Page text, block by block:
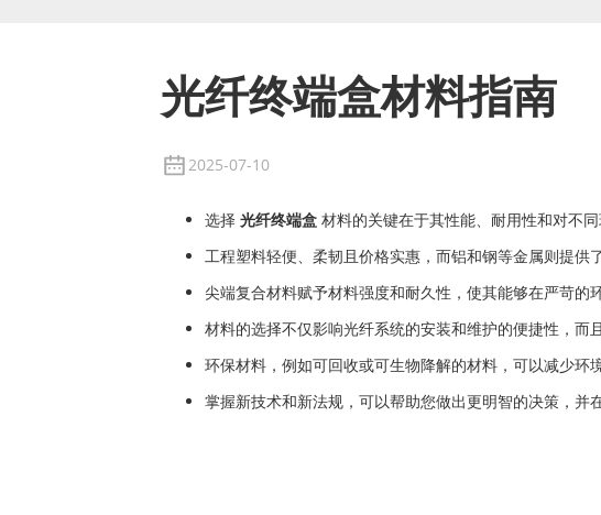
光纤终端盒材料指南
2025-07-10
选择 光纤终端盒 材料的关键在于其性能、耐用性和对不
工程塑料轻便、柔韧且价格实惠，而铝和钢等金属则提供
尖端复合材料赋予材料强度和耐久性，使其能够在严苛的
材料的选择不仅影响光纤系统的安装和维护的便捷性，而
环保材料，例如可回收或可生物降解的材料，可以减少环
掌握新技术和新法规，可以帮助您做出更明智的决策，并